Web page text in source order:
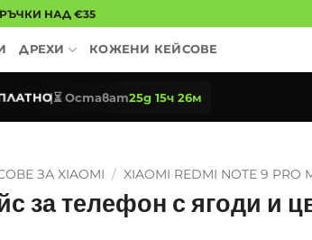
НАД €35
ДРЕХИ КОЖЕНИ КЕЙСОВЕ
|⏳Остават25д 15ч 26м
ЗА XIAOMI / XIAOMI REDMI NOTE 9 PRO
за телефон с ягоди и